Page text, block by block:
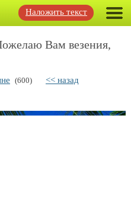
Наложить текст
Вам везения,
(600) << назад